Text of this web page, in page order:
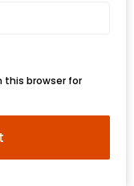
this browser for